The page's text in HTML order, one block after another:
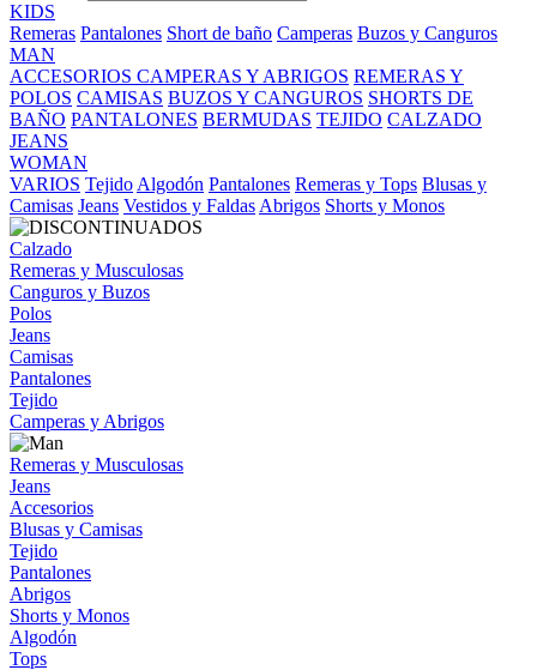
KIDS
Remeras Pantalones Short de baño Camperas Buzos y Canguros
MAN
ACCESORIOS CAMPERAS Y ABRIGOS REMERAS Y
POLOS CAMISAS BUZOS Y CANGUROS SHORTS DE
BAÑO PANTALONES BERMUDAS TEJIDO CALZADO
JEANS
WOMAN
VARIOS Tejido Algodón Pantalones Remeras y Tops Blusas y
Camisas Jeans Vestidos y Faldas Abrigos Shorts y Monos
Calzado
Remeras y Musculosas
Canguros y Buzos
Polos
Jeans
Camisas
Pantalones
Tejido
Camperas y Abrigos
Remeras y Musculosas
Jeans
Accesorios
Blusas y Camisas
Tejido
Pantalones
Abrigos
Shorts y Monos
Algodón
Tops